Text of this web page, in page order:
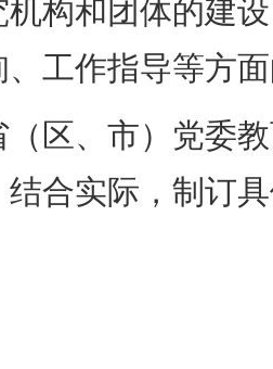
机构和团体的建
、工作指导等方
、市）党委教
结合实际，制订